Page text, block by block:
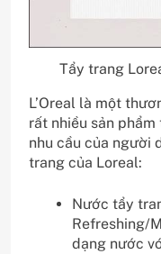
Tẩy trang
L’Oreal là một
rất nhiều sản
nhu cầu của người
trang của Loreal:
Nước tẩy
Refreshing/
dạng nước